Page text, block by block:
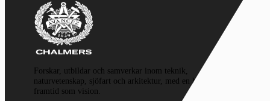
Forskar, utbildar och samverkar inom teknik,
naturvetenskap, sjöfart och arkitektur, med en hållbar
framtid som vision.